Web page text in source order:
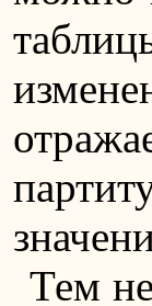
Тем